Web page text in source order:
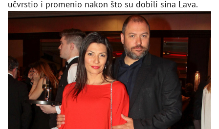
učvrstio i promenio nakon što su dobili sina Lava.